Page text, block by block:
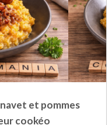
et pommes
cookéo